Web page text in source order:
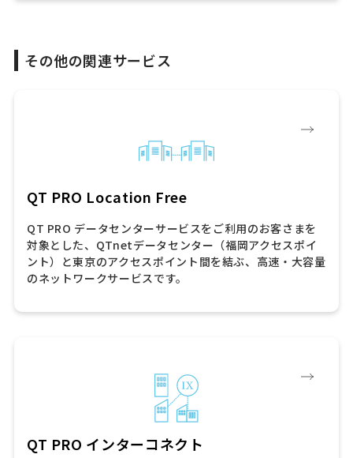
その他の関連サービス
QT PRO Location Free
QT PRO データセンターサービスをご利用のお客さまを
対象とした、QTnetデータセンター（福岡アクセスポイ
ント）と東京のアクセスポイント間を結ぶ、高速・大容量
のネットワークサービスです。
QT PRO インターコネクト